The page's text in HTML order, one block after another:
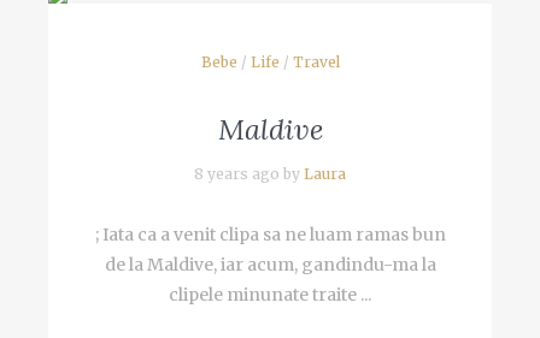
Bebe / Life / Travel
Maldive
8 years ago by Laura
; Iata ca a venit clipa sa ne luam ramas bun
de la Maldive, iar acum, gandindu-ma la
clipele minunate traite ...